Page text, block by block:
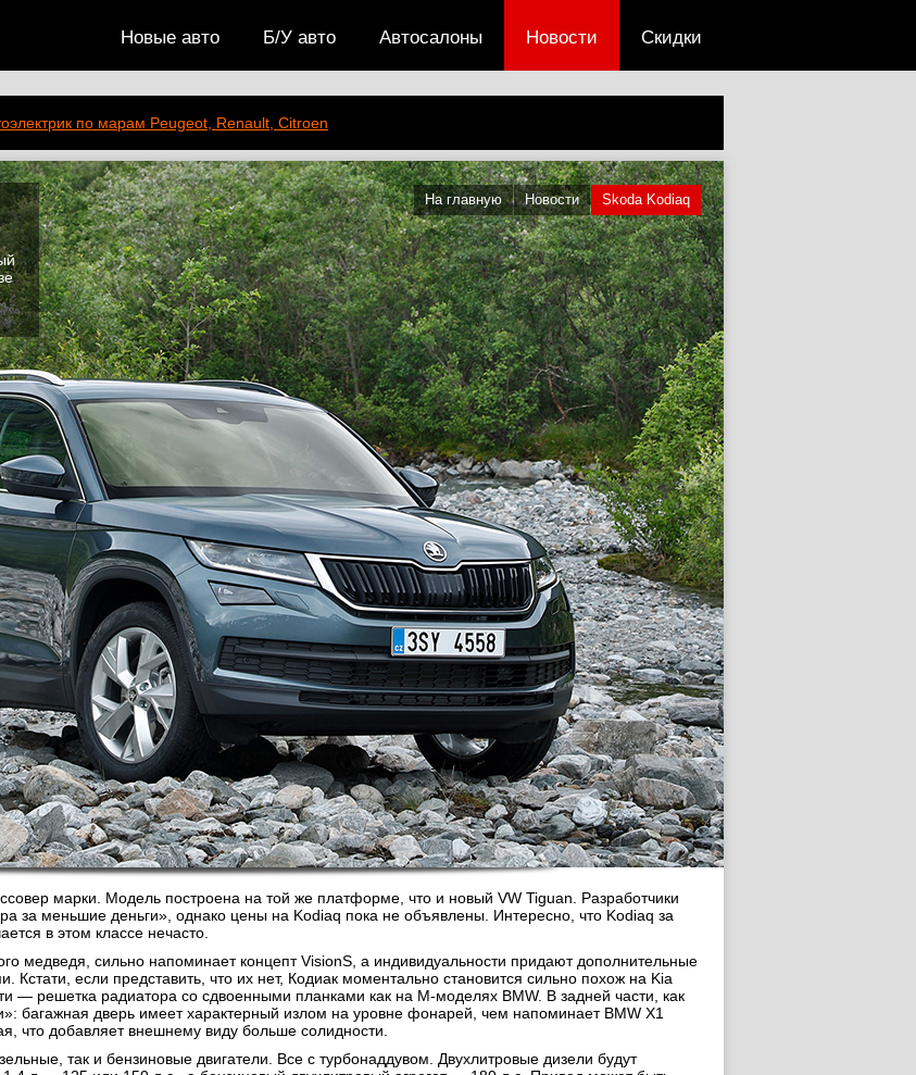
Скидки
Новости
Автосалоны
Б/У авто
Новые авто
по марам Peugeot, Renault, Citroen
На главную Новости Skoda Kodiaq
марки. Модель построена на той же платформе, что и новый VW Tiguan. Разработчики
за меньшие деньги», однако цены на Kodiaq пока не объявлены. Интересно, что Kodiaq за
в этом классе нечасто.
медведя, сильно напоминает концепт VisionS, а индивидуальности придают дополнительные
если представить, что их нет, Кодиак моментально становится сильно похож на Kia
— решетка радиатора со сдвоенными планками как на М-моделях BMW. В задней части, как
багажная дверь имеет характерный излом на уровне фонарей, чем напоминает BMW X1
что добавляет внешнему виду больше солидности.
так и бензиновые двигатели. Все с турбонаддувом. Двухлитровые дизели будут